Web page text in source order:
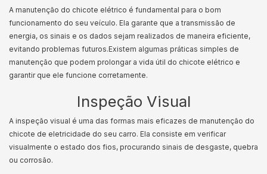
A manutenção do chicote elétrico é fundamental para o bom
funcionamento do seu veículo. Ela garante que a transmissão de
energia, os sinais e os dados sejam realizados de maneira eficiente,
evitando problemas futuros.Existem algumas práticas simples de
manutenção que podem prolongar a vida útil do chicote elétrico e
garantir que ele funcione corretamente.
Inspeção Visual
A inspeção visual é uma das formas mais eficazes de manutenção do
chicote de eletricidade do seu carro. Ela consiste em verificar
visualmente o estado dos fios, procurando sinais de desgaste, quebra
ou corrosão.